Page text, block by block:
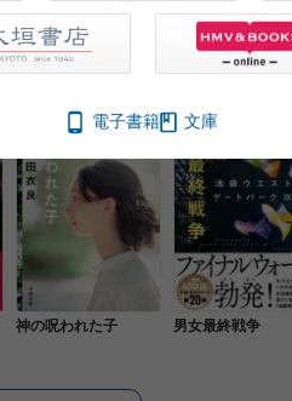
神の呪われた子 男女最終戦争
電子書籍 文庫